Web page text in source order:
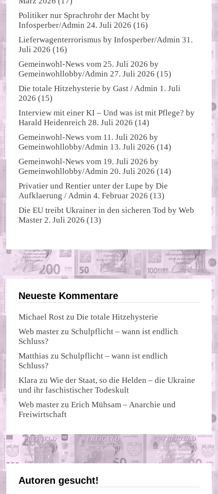
Politiker nur Sprachrohr der Macht by
Infosperber/Admin 24. Juli 2026 (16)
Lieferwagenterrorismus byInfosperber/Admin 31.
Juli 2026 (16)
Gemeinwohl-News vom 25. Juli 2026 by
Gemeinwohllobby/Admin 27. Juli 2026 (15)
Die totale Hitzehysterie byGast / Admin 1. Juli
2026 (15)
Interview mit einer KI – Und was ist mit Pflege? by
Harald Heidenreich 28. Juli 2026 (14)
Gemeinwohl-News vom 11. Juli 2026 by
Gemeinwohllobby/Admin 13. Juli 2026 (14)
Gemeinwohl-News vom 19. Juli 2026 by
Gemeinwohllobby/Admin 20. Juli 2026 (14)
Privatier und Rentier unter der Lupe byDie
Aufklaerung / Admin 4. Februar 2026 (13)
Die EU treibt Ukrainer in den sicheren Tod byWeb
Master 2. Juli 2026 (13)
Neueste Kommentare
Michael Rost zuDie totale Hitzehysterie
Web master zu Schulpflicht – wann ist endlich
Schluss?
Matthias zu Schulpflicht – wann ist endlich
Schluss?
Klara zuWie der Staat, so die Helden – die Ukraine
und ihr faschistischer Todeskult
Web master zuErich Mühsam – Anarchie und
Freiwirtschaft
Autoren gesucht!